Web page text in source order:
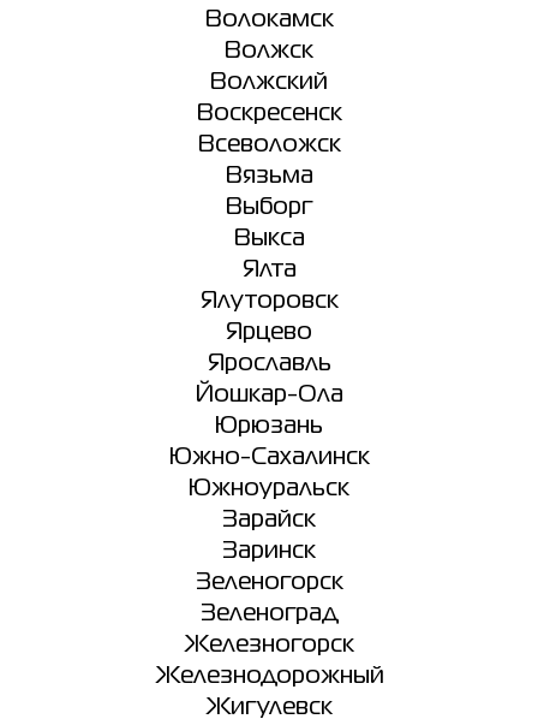
Волокамск
Волжск
Волжский
Воскресенск
Всеволожск
Вязьма
Выборг
Выкса
Ялта
Ялуторовск
Ярцево
Ярославль
Йошкар-Ола
Юрюзань
Южно-Сахалинск
Южноуральск
Зарайск
Заринск
Зеленогорск
Зеленоград
Железногорск
Железнодорожный
Жигулевск